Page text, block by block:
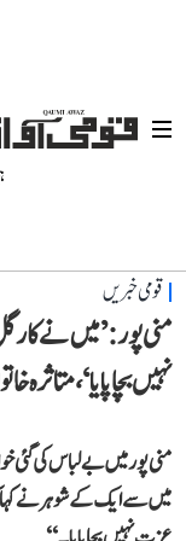
قومی خبریں
منی پور: ’میں نے
نہیں بچا پایا‘، متاثرہ
منی پور میں بے لباس کی گئی
میں سے ایک کے شوہر نے کہا